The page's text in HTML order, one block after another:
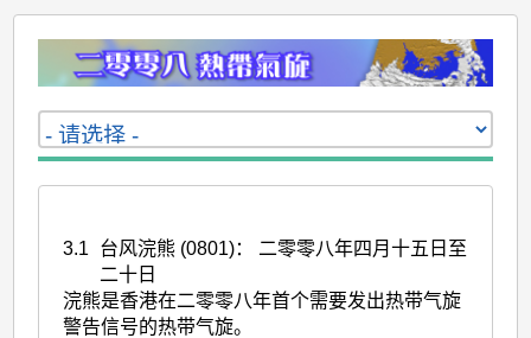
3.1
台风浣熊 (0801)： 二零零八年四月十五日至
二十日
浣熊是香港在二零零八年首个需要发出热带气旋
警告信号的热带气旋。